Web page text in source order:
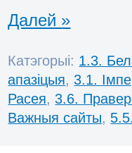
Далей »
Катэгорыі: 1.3.
апазіцыя, 3.1.
Расея, 3.6.
Важныя сайты,